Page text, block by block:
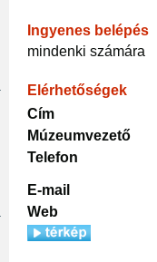
Ingyenes belépés
mindenki számára
Elérhetőségek
Cím
Múzeumvezető
Telefon
E-mail
Web